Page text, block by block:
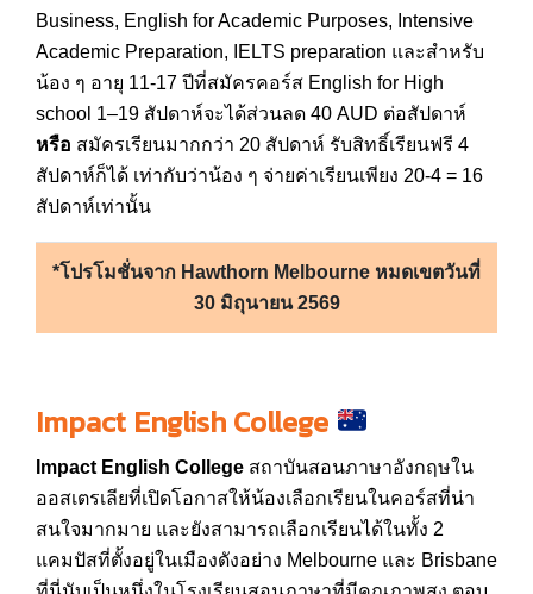
Business, English for Academic Purposes, Intensive
Academic Preparation, IELTS preparation และสำหรับ
น้อง ๆ อายุ 11-17 ปีที่สมัครคอร์ส English for High
school 1–19 สัปดาห์จะได้ส่วนลด 40 AUD ต่อสัปดาห์
หรือ สมัครเรียนมากกว่า 20 สัปดาห์ รับสิทธิ์เรียนฟรี 4
สัปดาห์ก็ได้ เท่ากับว่าน้อง ๆ จ่ายค่าเรียนเพียง 20-4 = 16
สัปดาห์เท่านั้น
*โปรโมชั่นจาก Hawthorn Melbourne หมดเขตวันที่
30 มิถุนายน 2569
Impact English College
Impact English College สถาบันสอนภาษาอังกฤษใน
ออสเตรเลียที่เปิดโอกาสให้น้องเลือกเรียนในคอร์สที่น่า
สนใจมากมาย และยังสามารถเลือกเรียนได้ในทั้ง 2
แคมปัสที่ตั้งอยู่ในเมืองดังอย่าง Melbourne และ Brisbane